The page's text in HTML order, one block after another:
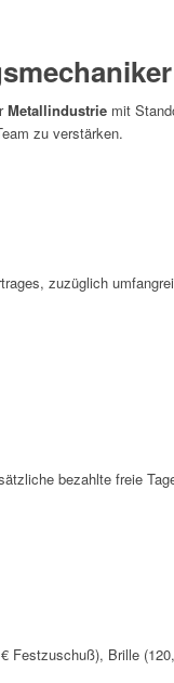
Metallindustrie mit
zu verstärken.
zuzüglich
bezahlte freie
Festzuschuß), Brille